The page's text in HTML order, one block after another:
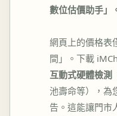
數位估價助手」
網頁上的價格表
間」。下載
互動式硬體檢測
池壽命等），為
告。這能讓門市